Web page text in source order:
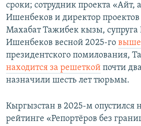
сроки; сотрудник проекта «Айт,
Ишенбеков и директор
Махабат Тажибек кызы, супруга
Ишенбеков весной 2025-го
президентского помилования,
находится за решеткой почти
назначили шесть лет тюрьмы.
Кыргызстан в 2025-м опустился
рейтинге «Репортёров без